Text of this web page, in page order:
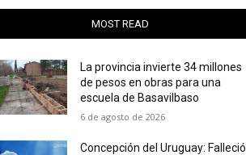
MOST READ
La provincia invierte 34 millones
de pesos en obras para una
escuela de Basavilbaso
6 de agosto de 2026
Concepción del Uruguay: Falleció